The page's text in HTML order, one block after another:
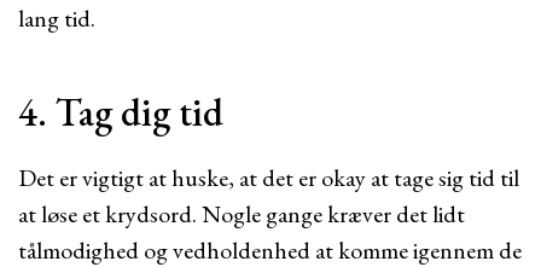
lang tid.
4. Tag dig tid
Det er vigtigt at huske, at det er okay at tage sig tid til
at løse et krydsord. Nogle gange kræver det lidt
tålmodighed og vedholdenhed at komme igennem de